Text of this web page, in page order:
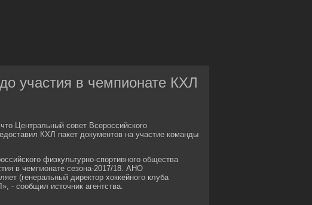
участия в чемпионате КХЛ
Центральный совет Всероссийского
КХЛ пакет документов на участие команды
физкультурно-спортивного общества
в чемпионате сезона-2017/18. АНО
(генеральный директор хоккейного клуба
- сообщил источник агентства.